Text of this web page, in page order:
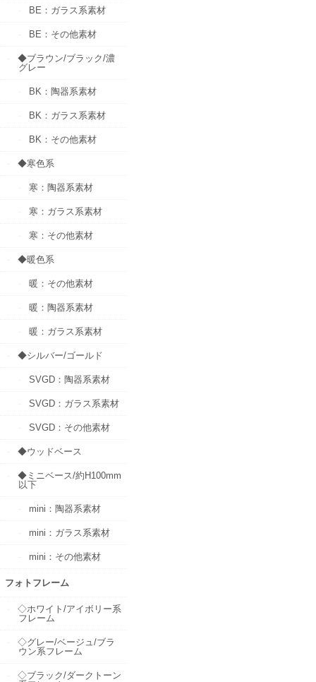
BE：ガラス系素材
BE：その他素材
◆ブラウン/ブラック/濃
グレー
BK：陶器系素材
BK：ガラス系素材
BK：その他素材
◆寒色系
寒：陶器系素材
寒：ガラス系素材
寒：その他素材
◆暖色系
暖：その他素材
暖：陶器系素材
暖：ガラス系素材
◆シルバー/ゴールド
SVGD：陶器系素材
SVGD：ガラス系素材
SVGD：その他素材
◆ウッドベース
◆ミニベース/約H100mm
以下
mini：陶器系素材
mini：ガラス系素材
mini：その他素材
フォトフレーム
◇ホワイト/アイボリー系
フレーム
◇グレー/ベージュ/ブラ
ウン系フレーム
◇ブラック/ダークトーン